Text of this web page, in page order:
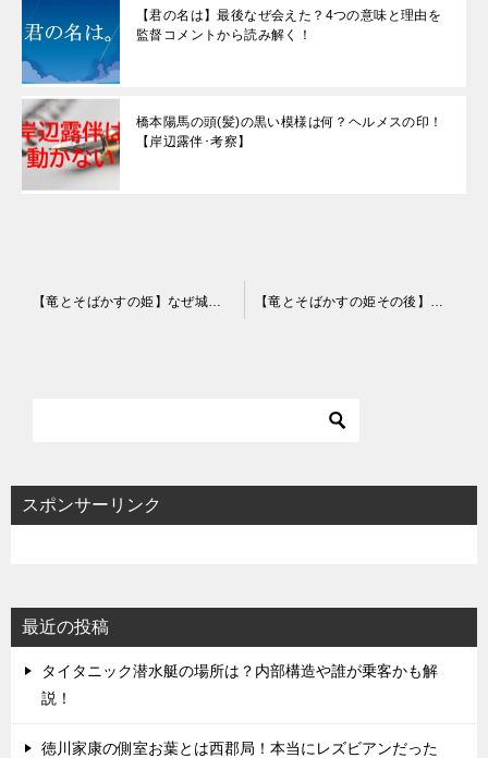
【君の名は】最後なぜ会えた？4つの意味と理由を
監督コメントから読み解く！
橋本陽馬の頭(髪)の黒い模様は何？ヘルメスの印！
【岸辺露伴･考察】
シスポンサーリンク
最近の投稿
タイタニック潜水艇の場所は？内部構造や誰が乗客かも解
説！
徳川家康の側室お葉とは西郡局！本当にレズビアンだった